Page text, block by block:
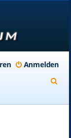
Anmelden